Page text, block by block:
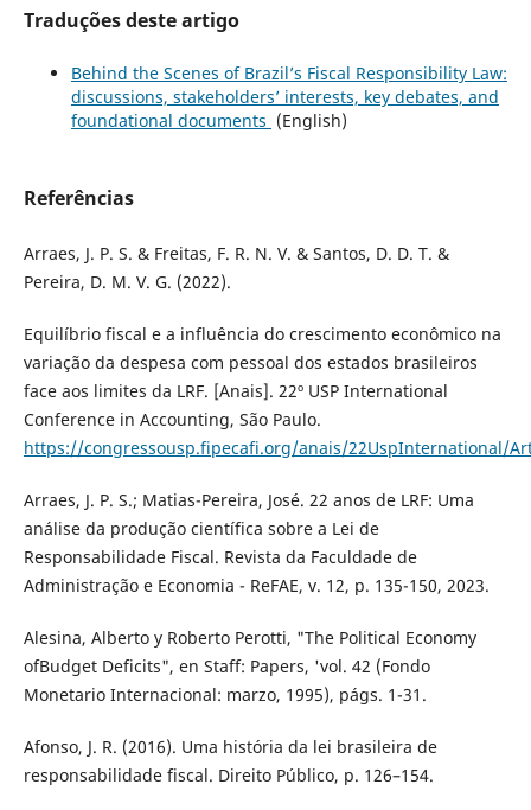
Traduções deste artigo
Behind the Scenes of Brazil’s Fiscal Responsibility Law:
discussions, stakeholders’ interests, key debates, and
foundational documents (English)
Referências
Arraes, J. P. S. & Freitas, F. R. N. V. & Santos, D. D. T. &
Pereira, D. M. V. G. (2022).
Equilíbrio fiscal e a influência do crescimento econômico na
variação da despesa com pessoal dos estados brasileiros
face aos limites da LRF. [Anais]. 22º USP International
Conference in Accounting, São Paulo.
https://congressousp.fipecafi.org/anais/22UspInternational/
Arraes, J. P. S.; Matias-Pereira, José. 22 anos de LRF: Uma
análise da produção científica sobre a Lei de
Responsabilidade Fiscal. Revista da Faculdade de
Administração e Economia - ReFAE, v. 12, p. 135-150, 2023.
Alesina, Alberto y Roberto Perotti, "The Political Economy
ofBudget Deficits", en Staff: Papers, 'vol. 42 (Fondo
Monetario Internacional: marzo, 1995), págs. 1-31.
Afonso, J. R. (2016). Uma história da lei brasileira de
responsabilidade fiscal. Direito Público, p. 126–154.